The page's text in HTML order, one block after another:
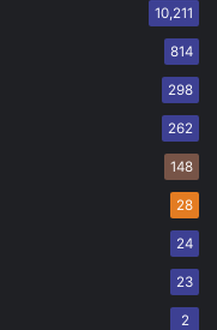
10,211
814
298
262
148
28
24
23
2